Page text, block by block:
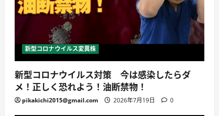
新型コロナウイルス変異株
新型コロナウイルス対策 今は感染したらダ
メ！正しく恐れよう！油断禁物！
pikakichi2015@gmail.com 2026年7月19日 0